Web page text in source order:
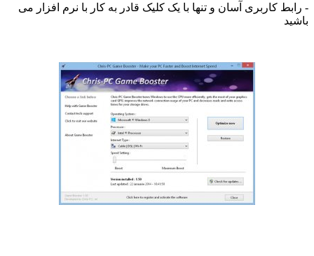
- رابط کاربری آسان و تنها با یک کلیک قادر به کار با نرم افزار می
باشید